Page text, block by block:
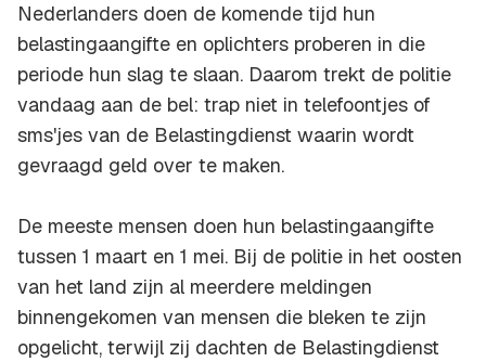
Nederlanders doen de komende tijd hun
belastingaangifte en oplichters proberen in die
periode hun slag te slaan. Daarom trekt de politie
vandaag aan de bel: trap niet in telefoontjes of
sms'jes van de Belastingdienst waarin wordt
gevraagd geld over te maken.
De meeste mensen doen hun belastingaangifte
tussen 1 maart en 1 mei. Bij de politie in het oosten
van het land zijn al meerdere meldingen
binnengekomen van mensen die bleken te zijn
opgelicht, terwijl zij dachten de Belastingdienst